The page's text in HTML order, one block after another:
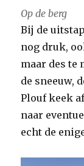
Op de berg
Bij de
nog druk,
maar des te
de sneeuw,
Plouf keek
naar
echt de